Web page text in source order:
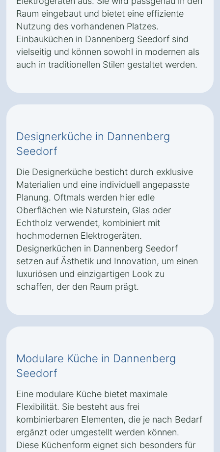
Raum eingebaut und bietet eine effiziente
Nutzung des vorhandenen Platzes.
Einbauküchen in Dannenberg Seedorf sind
vielseitig und können sowohl in modernen als
auch in traditionellen Stilen gestaltet werden.
Designerküche in Dannenberg
Seedorf
Die Designerküche besticht durch exklusive
Materialien und eine individuell angepasste
Planung. Oftmals werden hier edle
Oberflächen wie Naturstein, Glas oder
Echtholz verwendet, kombiniert mit
hochmodernen Elektrogeräten.
Designerküchen in Dannenberg Seedorf
setzen auf Ästhetik und Innovation, um einen
luxuriösen und einzigartigen Look zu
schaffen, der den Raum prägt.
Modulare Küche in Dannenberg
Seedorf
Eine modulare Küche bietet maximale
Flexibilität. Sie besteht aus frei
kombinierbaren Elementen, die je nach Bedarf
ergänzt oder umgestellt werden können.
Diese Küchenform eignet sich besonders für